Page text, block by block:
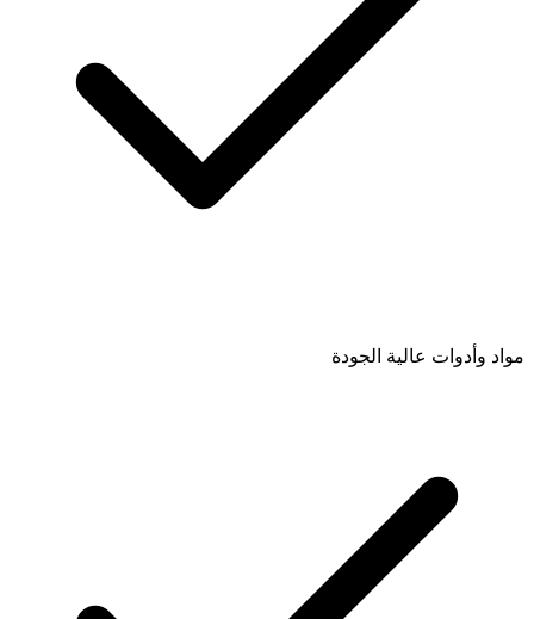
مواد وأدوات عالية الجودة